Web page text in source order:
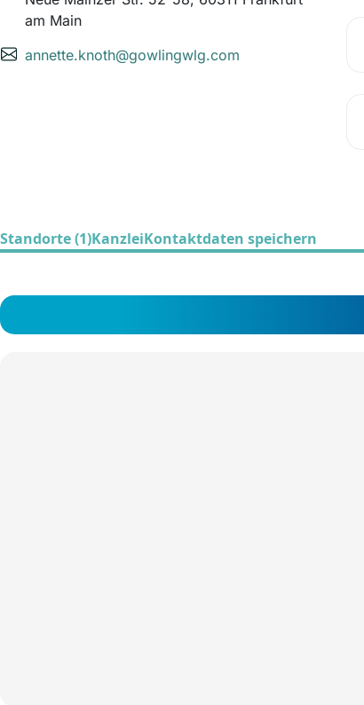
am Main
annette.knoth@gowlingwlg.com
Standorte (1)KanzleiKontaktdaten speichern